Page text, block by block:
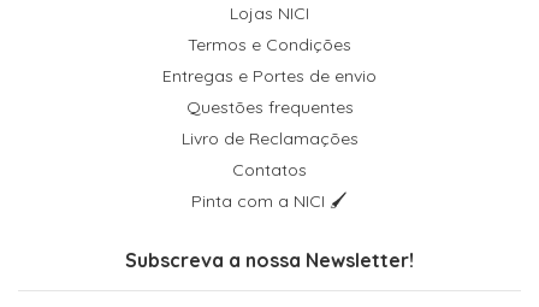
Lojas NICI
Termos e Condições
Entregas e Portes de envio
Questões frequentes
Livro de Reclamações
Contatos
Pinta com a NICI 🖌
Subscreva a nossa Newsletter!